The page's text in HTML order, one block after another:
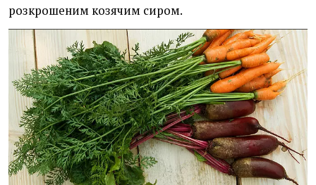
розкрошеним козячим сиром.